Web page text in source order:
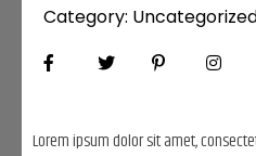
Lorem ipsum dolor sit amet,
Category: